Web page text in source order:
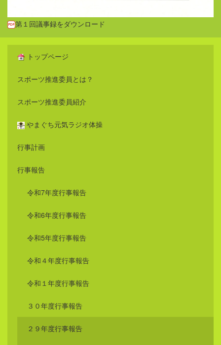
第１回議事録をダウンロード
トップページ
スポーツ推進委員とは？
スポーツ推進委員紹介
やまぐち元気ラジオ体操
行事計画
行事報告
令和7年度行事報告
令和6年度行事報告
令和5年度行事報告
令和４年度行事報告
令和１年度行事報告
３０年度行事報告
２９年度行事報告